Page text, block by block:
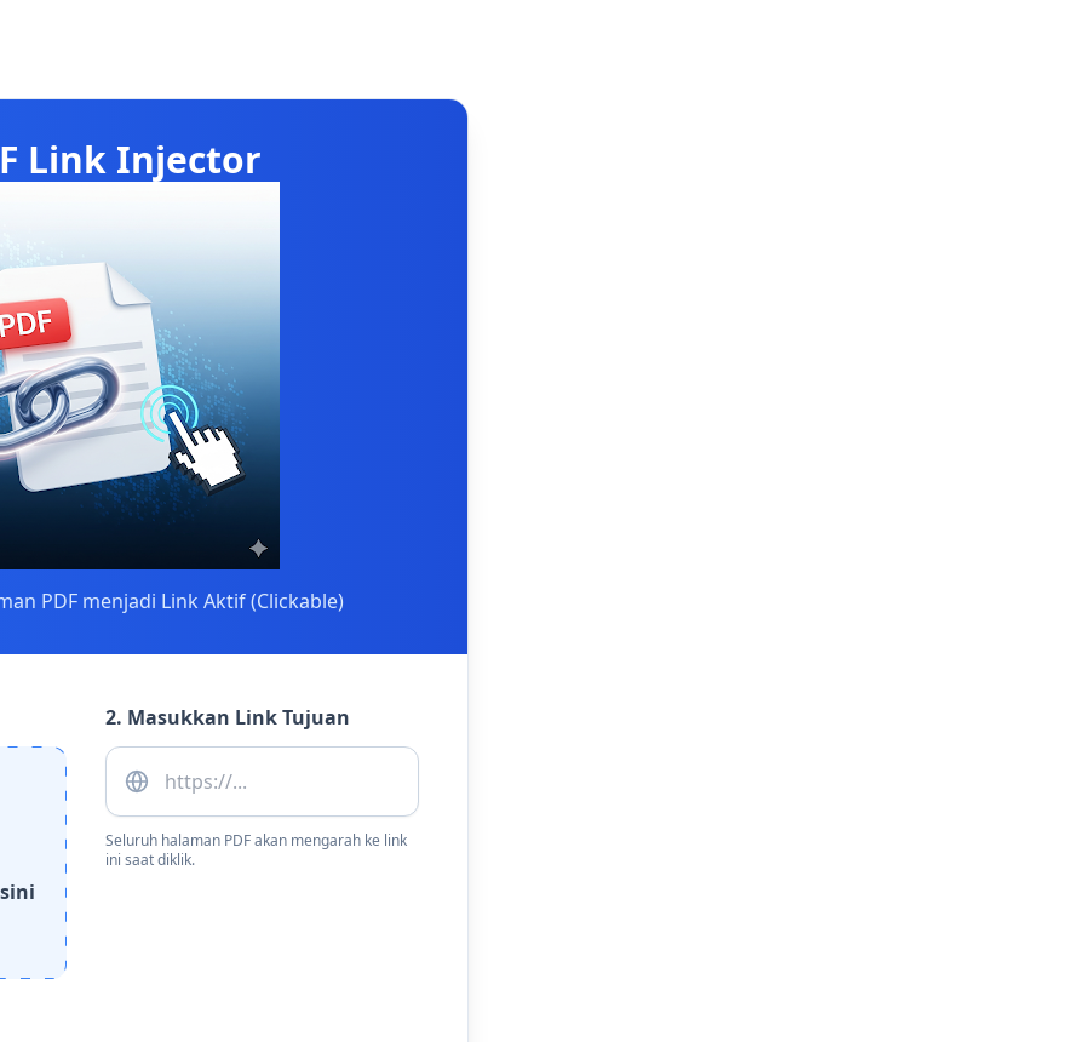
Link Injector
PDF menjadi Link Aktif (Clickable)
2. Masukkan Link Tujuan
Seluruh halaman PDF akan mengarah ke link
ini saat diklik.